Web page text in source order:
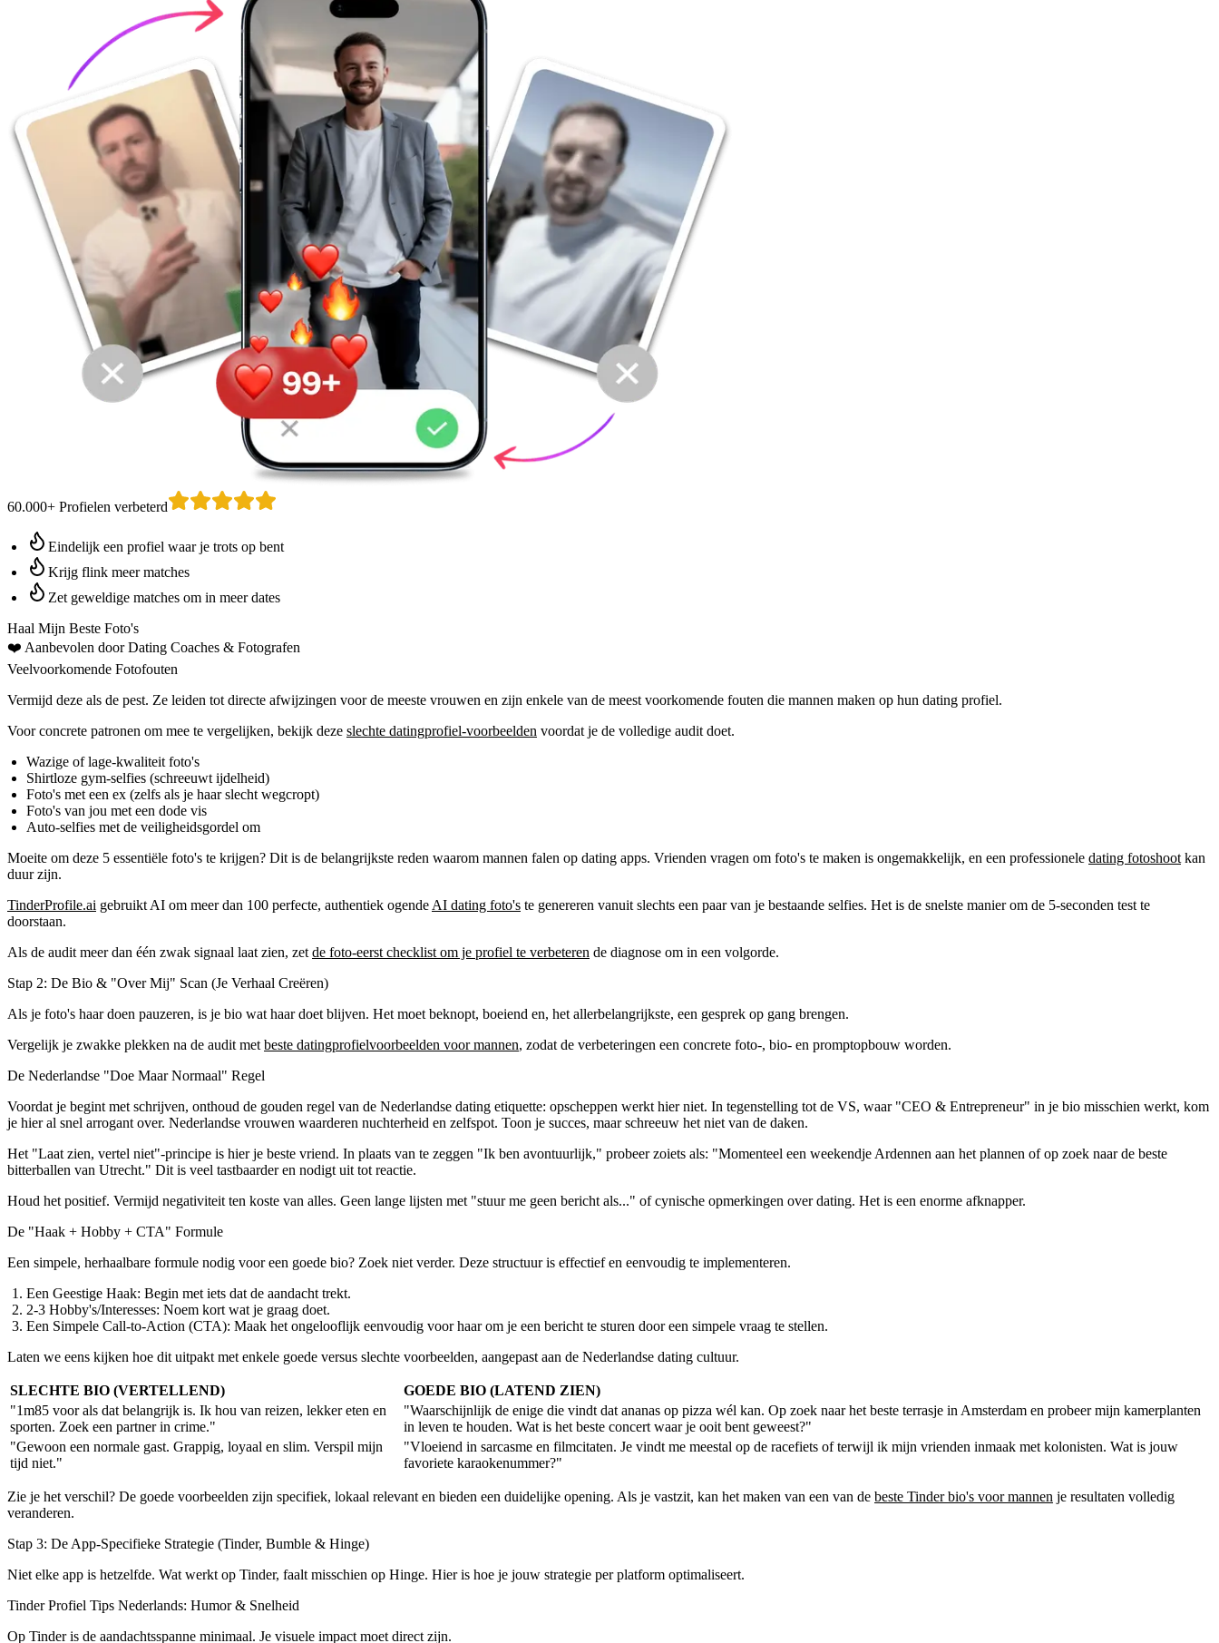
60.000+ Profielen verbeterd
Eindelijk een profiel waar je trots op bent
Krijg flink meer matches
Zet geweldige matches om in meer dates
Haal Mijn Beste Foto's
❤️ Aanbevolen door Dating Coaches & Fotografen
Veelvoorkomende Fotofouten
Vermijd deze als de pest. Ze leiden tot directe afwijzingen voor de meeste vrouwen en zijn enkele van de meest voorkomende fouten die mannen maken op hun dating profiel.
Voor concrete patronen om mee te vergelijken, bekijk deze slechte datingprofiel-voorbeelden voordat je de volledige audit doet.
Wazige of lage-kwaliteit foto's
Shirtloze gym-selfies (schreeuwt ijdelheid)
Foto's met een ex (zelfs als je haar slecht wegcropt)
Foto's van jou met een dode vis
Auto-selfies met de veiligheidsgordel om
Moeite om deze 5 essentiële foto's te krijgen? Dit is de belangrijkste reden waarom mannen falen op dating apps. Vrienden vragen om foto's te maken is ongemakkelijk, en een professionele dating fotoshoot kan
duur zijn.
TinderProfile.ai gebruikt AI om meer dan 100 perfecte, authentiek ogende AI dating foto's te genereren vanuit slechts een paar van je bestaande selfies. Het is de snelste manier om de 5-seconden test te
doorstaan.
Als de audit meer dan één zwak signaal laat zien, zet de foto-eerst checklist om je profiel te verbeteren de diagnose om in een volgorde.
Stap 2: De Bio & "Over Mij" Scan (Je Verhaal Creëren)
Als je foto's haar doen pauzeren, is je bio wat haar doet blijven. Het moet beknopt, boeiend en, het allerbelangrijkste, een gesprek op gang brengen.
Vergelijk je zwakke plekken na de audit met beste datingprofielvoorbeelden voor mannen, zodat de verbeteringen een concrete foto-, bio- en promptopbouw worden.
De Nederlandse "Doe Maar Normaal" Regel
Voordat je begint met schrijven, onthoud de gouden regel van de Nederlandse dating etiquette: opscheppen werkt hier niet. In tegenstelling tot de VS, waar "CEO & Entrepreneur" in je bio misschien werkt, kom
je hier al snel arrogant over. Nederlandse vrouwen waarderen nuchterheid en zelfspot. Toon je succes, maar schreeuw het niet van de daken.
Het "Laat zien, vertel niet"-principe is hier je beste vriend. In plaats van te zeggen "Ik ben avontuurlijk," probeer zoiets als: "Momenteel een weekendje Ardennen aan het plannen of op zoek naar de beste
bitterballen van Utrecht." Dit is veel tastbaarder en nodigt uit tot reactie.
Houd het positief. Vermijd negativiteit ten koste van alles. Geen lange lijsten met "stuur me geen bericht als..." of cynische opmerkingen over dating. Het is een enorme afknapper.
De "Haak + Hobby + CTA" Formule
Een simpele, herhaalbare formule nodig voor een goede bio? Zoek niet verder. Deze structuur is effectief en eenvoudig te implementeren.
Een Geestige Haak: Begin met iets dat de aandacht trekt.
2-3 Hobby's/Interesses: Noem kort wat je graag doet.
Een Simpele Call-to-Action (CTA): Maak het ongelooflijk eenvoudig voor haar om je een bericht te sturen door een simpele vraag te stellen.
Laten we eens kijken hoe dit uitpakt met enkele goede versus slechte voorbeelden, aangepast aan de Nederlandse dating cultuur.
SLECHTE BIO (VERTELLEND)
GOEDE BIO (LATEND ZIEN)
"1m85 voor als dat belangrijk is. Ik hou van reizen, lekker eten en
sporten. Zoek een partner in crime."
"Waarschijnlijk de enige die vindt dat ananas op pizza wél kan. Op zoek naar het beste terrasje in Amsterdam en probeer mijn kamerplanten
in leven te houden. Wat is het beste concert waar je ooit bent geweest?"
"Gewoon een normale gast. Grappig, loyaal en slim. Verspil mijn
tijd niet."
"Vloeiend in sarcasme en filmcitaten. Je vindt me meestal op de racefiets of terwijl ik mijn vrienden inmaak met kolonisten. Wat is jouw
favoriete karaokenummer?"
Zie je het verschil? De goede voorbeelden zijn specifiek, lokaal relevant en bieden een duidelijke opening. Als je vastzit, kan het maken van een van de beste Tinder bio's voor mannen je resultaten volledig
veranderen.
Stap 3: De App-Specifieke Strategie (Tinder, Bumble & Hinge)
Niet elke app is hetzelfde. Wat werkt op Tinder, faalt misschien op Hinge. Hier is hoe je jouw strategie per platform optimaliseert.
Tinder Profiel Tips Nederlands: Humor & Snelheid
Op Tinder is de aandachtsspanne minimaal. Je visuele impact moet direct zijn.